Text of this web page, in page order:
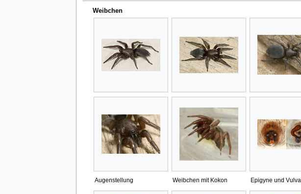
Weibchen
Augenstellung Weibchen mit Kokon Epigyne und Vulva